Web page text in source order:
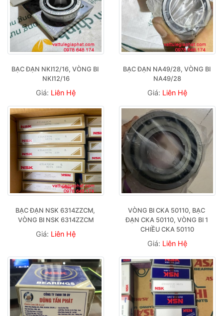
BẠC ĐẠN NKI12/16, VÒNG BI
NKI12/16
Giá: Liên Hệ
BẠC ĐẠN NA49/28, VÒNG BI
NA49/28
Giá: Liên Hệ
BẠC ĐẠN NSK 6314ZZCM,
VÒNG BI NSK 6314ZZCM
Giá: Liên Hệ
VÒNG BI CKA 50110, BẠC
ĐẠN CKA 50110, VÒNG BI 1
CHIỀU CKA 50110
Giá: Liên Hệ